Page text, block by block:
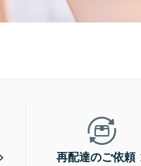
再配達のご依頼